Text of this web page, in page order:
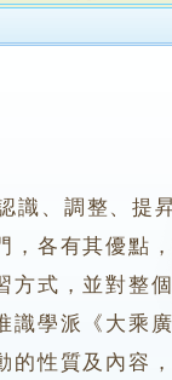
、調整、提
各有其優點
方式，並對整
識學派《大乘
的性質及內容